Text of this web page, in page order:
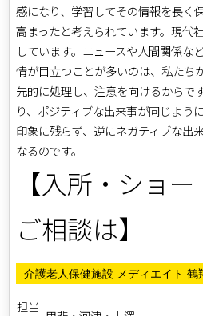
感になり、学習してその情報を長く
高まったと考えられています。現代
しています。ニュースや人間関係な
情が目立つことが多いのは、私たち
先的に処理し、注意を向けるからで
り、ポジティブな出来事が同じよう
印象に残らず、逆にネガティブな出
なるのです。
【入所・ショ
ご相談は】
介護老人保健施設 メディエイト 鶴
担当